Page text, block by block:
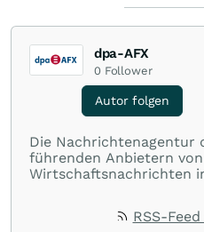
dpa-AFX
0 Follower
Autor folgen
Die Nachrichtenagentur
führenden Anbietern
Wirtschaftsnachrichten
englischer Sprache.
dpa-AFX unabhängig,
RSS-